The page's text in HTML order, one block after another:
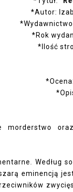
*Autor:
*Rok
*Ilość
*Ocena:
morderstwo
Według
eminencją